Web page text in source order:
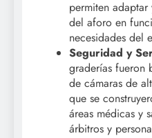
permiten
del aforo en
necesidades del
Seguridad y
graderías fueron
de cámaras de
que se
áreas médicas y
árbitros y